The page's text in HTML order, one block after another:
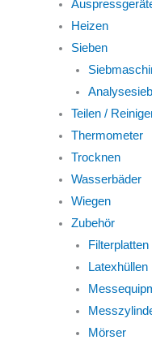
Heizen
Sieben
Teilen /
Thermometer
Trocknen
Wasserbäder
Wiegen
Zubehör
Filterplatten
Latexhüllen
Mörser